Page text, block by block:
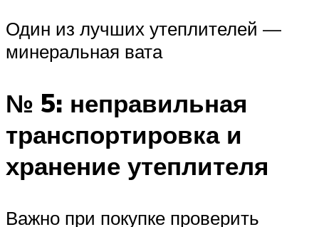
Один из лучших утеплителей —
минеральная вата
№ 5: неправильная
транспортировка и
хранение утеплителя
Важно при покупке проверить